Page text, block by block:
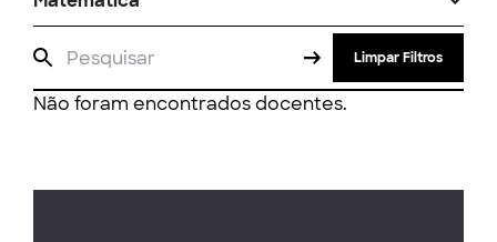
Limpar Filtros
Não foram encontrados docentes.